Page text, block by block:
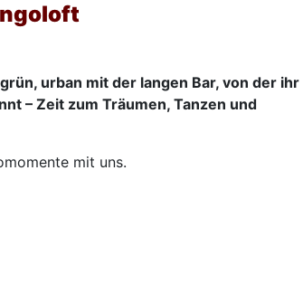
urban mit der langen Bar, von der ihr
– Zeit zum Träumen, Tanzen und
mit uns.